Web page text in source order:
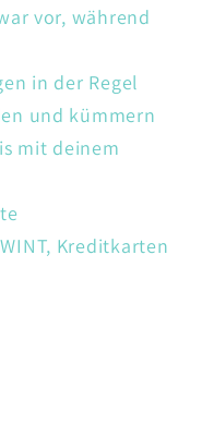
vor, während
in der Regel
und kümmern
mit deinem
Kreditkarten